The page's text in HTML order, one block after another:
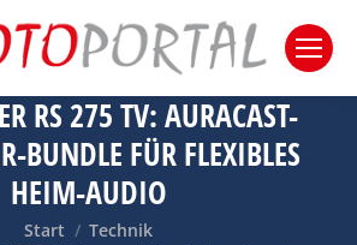
RS 275 TV: AURACAST-
BUNDLE FÜR FLEXIBLES
HEIM-AUDIO
hier:
Start
Technik